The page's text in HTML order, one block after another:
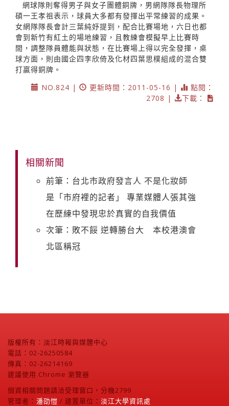
網球隊則奪得男子與女子團體銅牌，男網隊隊長物理所
碩一王孝祖表示，球員大多都有發揮出平常練習的成果。
女網隊隊長會計三葉純妤提到，配合比賽場地，六日也都
會到新竹有紅土的場地練習，且教練會模擬早上比賽時
間，調整隊員體能與狀態，在比賽場上得以完全發揮，桌
球方面，則由國企四李欣倚及化材四葉思樸組成的混合雙
打贏得銅牌。
NO.824 |
更新時間：2011-05-16 |
點閱：
2708 |
下載：
相關新聞
前筆：台北市政府發言人 不是化妝師
是「市府裡的記者」 專業媒體人張其強
在歷練中發現忠於真實的自我價值
次筆：敗不餒 逆轉勝台大 本校港澳會
北區稱冠
版權所有：淡江時報與媒體中心
電話：02-26250584
傳真：02-26214169
建議使用 Chrome 瀏覽器
個資相關問題請洽受理窗口，分機2799
管理者： 潘劭愷 / 建置單位： 淡江大學資訊處